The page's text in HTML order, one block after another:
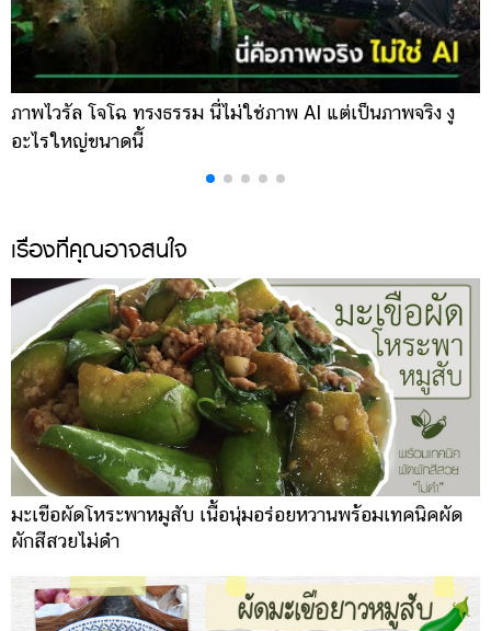
ภาพไวรัล โจโฉ ทรงธรรม นี่ไม่ใช่ภาพ AI แต่เป็นภาพจริง งู
อะไรใหญ่ขนาดนี้
เรื่องที่คุณอาจสนใจ
มะเขือผัดโหระพาหมูสับ เนื้อนุ่มอร่อยหวานพร้อมเทคนิคผัด
ผักสีสวยไม่ดำ